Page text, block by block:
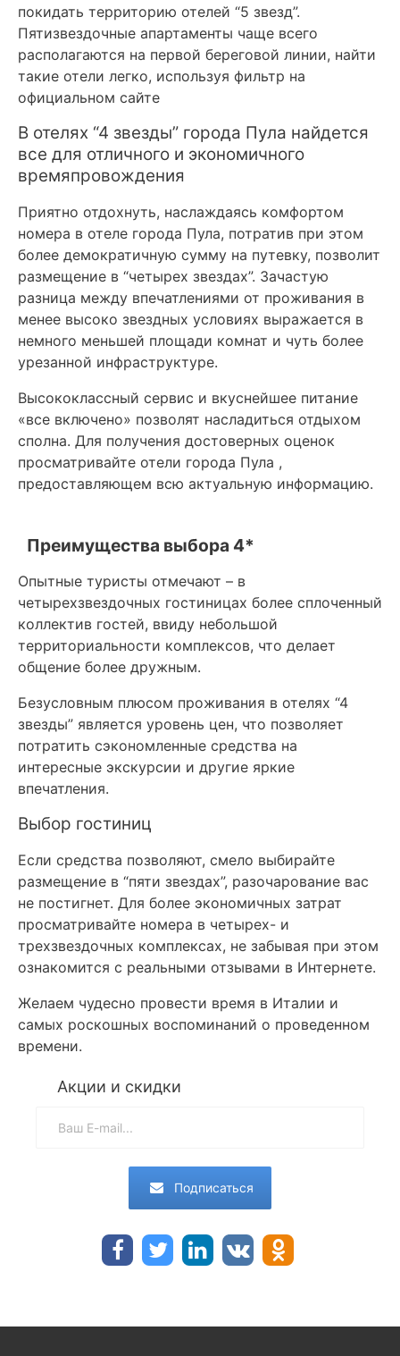
покидать территорию отелей “5 звезд”.
Пятизвездочные апартаменты чаще всего
располагаются на первой береговой линии, найти
такие отели легко, используя фильтр на
официальном сайте
В отелях “4 звезды” города Пула найдется
все для отличного и экономичного
времяпровождения
Приятно отдохнуть, наслаждаясь комфортом
номера в отеле города Пула, потратив при этом
более демократичную сумму на путевку, позволит
размещение в “четырех звездах”. Зачастую
разница между впечатлениями от проживания в
менее высоко звездных условиях выражается в
немного меньшей площади комнат и чуть более
урезанной инфраструктуре.
Высококлассный сервис и вкуснейшее питание
«все включено» позволят насладиться отдыхом
сполна. Для получения достоверных оценок
просматривайте отели города Пула ,
предоставляющем всю актуальную информацию.
Преимущества выбора 4*
Опытные туристы отмечают – в
четырехзвездочных гостиницах более сплоченный
коллектив гостей, ввиду небольшой
территориальности комплексов, что делает
общение более дружным.
Безусловным плюсом проживания в отелях “4
звезды” является уровень цен, что позволяет
потратить сэкономленные средства на
интересные экскурсии и другие яркие
впечатления.
Выбор гостиниц
Если средства позволяют, смело выбирайте
размещение в “пяти звездах”, разочарование вас
не постигнет. Для более экономичных затрат
просматривайте номера в четырех- и
трехзвездочных комплексах, не забывая при этом
ознакомится с реальными отзывами в Интернете.
Желаем чудесно провести время в Италии и
самых роскошных воспоминаний о проведенном
времени.
Акции и скидки